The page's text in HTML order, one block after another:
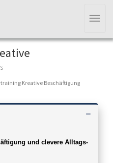
Kreative Beschäftigung
und clevere Alltags-